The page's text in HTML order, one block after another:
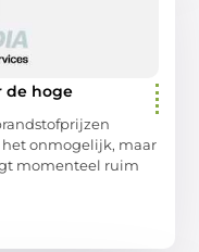
de hoge
onmogelijk, maar
momenteel ruim